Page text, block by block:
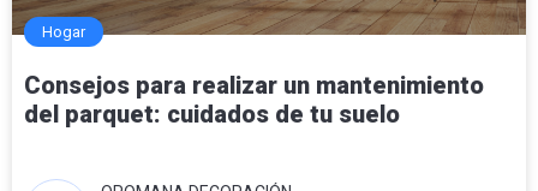
Hogar
Consejos para realizar un mantenimiento
del parquet: cuidados de tu suelo